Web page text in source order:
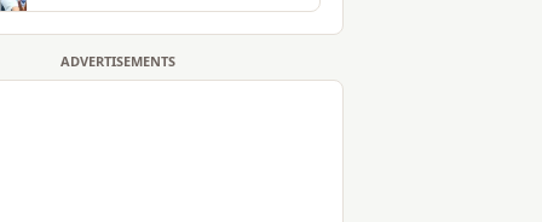
ADVERTISEMENTS